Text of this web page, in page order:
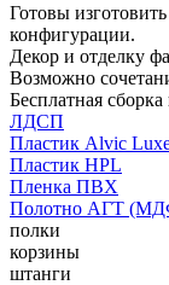
Готовы
конфигурации.
Декор и отделку
Возможно
Бесплатная
ЛДСП
Пластик Alvic
Пластик HPL
Пленка ПВХ
Полотно АГТ
полки
корзины
штанги